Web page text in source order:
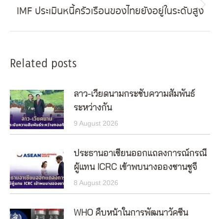
Next
IMF ประเมินหนี้ครัวเรือนของไทยยังอยู่ในระดับสูง
Related posts
ลาว-เวียดนามกระชับความสัมพันธ์
ระหว่างกัน
9 August 2026
ประธานอาเซียนออกแถลงการณ์กรณี
ผู้แทน ICRC เข้าพบนางอองซานซูจี
8 August 2026
WHO คืบหน้าในการพัฒนาวัคซีน